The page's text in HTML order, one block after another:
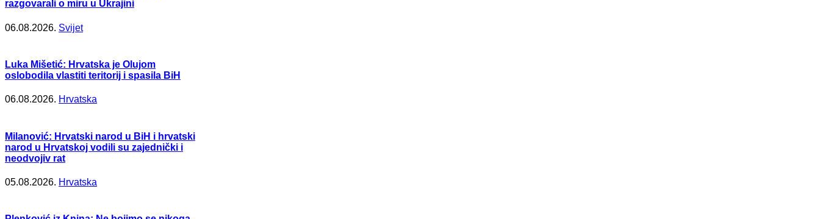
razgovarali o miru u Ukrajini
06.08.2026. Svijet
Luka Mišetić: Hrvatska je Olujom
oslobodila vlastiti teritorij i spasila BiH
06.08.2026. Hrvatska
Milanović: Hrvatski narod u BiH i hrvatski
narod u Hrvatskoj vodili su zajednički i
neodvojiv rat
05.08.2026. Hrvatska